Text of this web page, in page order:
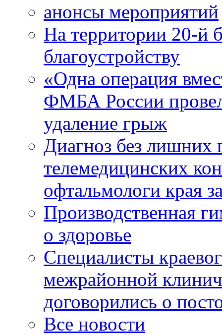
анонсы мероприятий
На территории 20-й
благоустройству
«Одна операция
ФМБА России
удаление грыж
Диагноз без лишних
телемедицинских
офтальмологи края
Производственная
о здоровье
Специалисты
межрайонной
договорились о
Все новости